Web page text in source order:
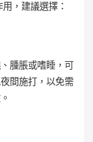
，建議選擇：
腫脹或嗜睡，可
間施打，以免需